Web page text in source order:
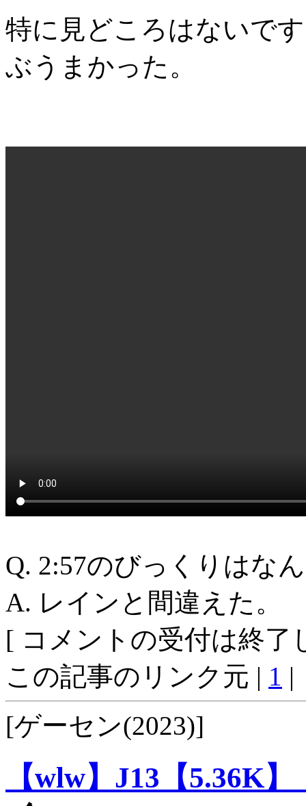
特に見どころはないで
ぶうまかった。
Q. 2:57のびっくりはな
A. レインと間違えた。
[ コメントの受付は終了
この記事のリンク元 | 1 |
[ゲーセン(2023)]
【wlw】J13【5.36K